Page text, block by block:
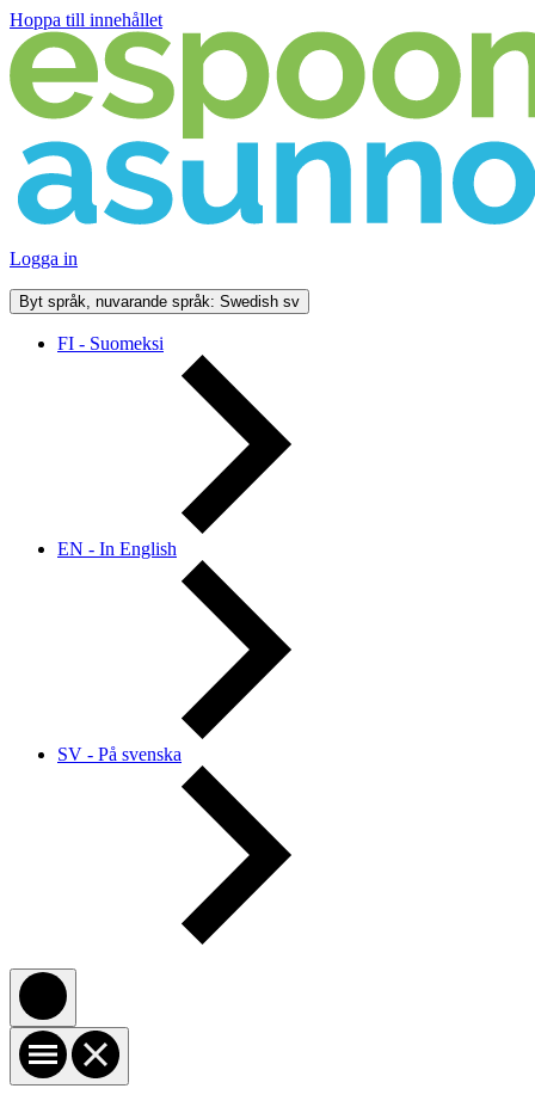
Hoppa till innehållet
Logga in
Byt språk, nuvarande språk: Swedish sv
FI - Suomeksi
EN - In English
SV - På svenska